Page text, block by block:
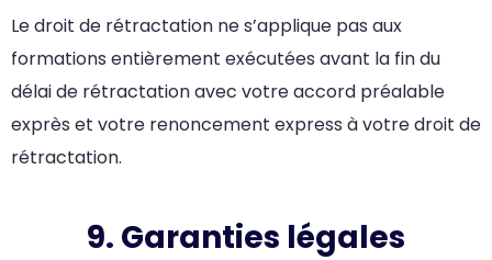
Le droit de rétractation ne s’applique pas aux
formations entièrement exécutées avant la fin du
délai de rétractation avec votre accord préalable
exprès et votre renoncement express à votre droit de
rétractation.
9. Garanties légales